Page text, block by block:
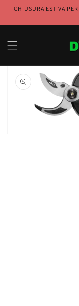
direttamente
CHIUSURA ESTIVA
Passa alle
informazioni
sul prodotto